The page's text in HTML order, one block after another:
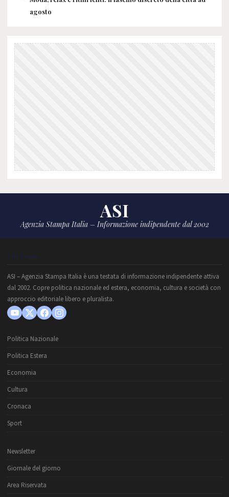
agosto
ASI
Agenzia Stampa Italia – Informazione indipendente dal 2002
CHI SIAMO
ASI – Agenzia Stampa Italia è una testata di informazione indipendente attiva
dal 2002. Copre politica nazionale ed estera, economia, cultura e società con
approccio editoriale libero e pluralista.
Politica Nazionale
Politica Estera
Economia
Cultura
Cronaca
Sport
Newsletter
Giornale del giorno
Area Riservata